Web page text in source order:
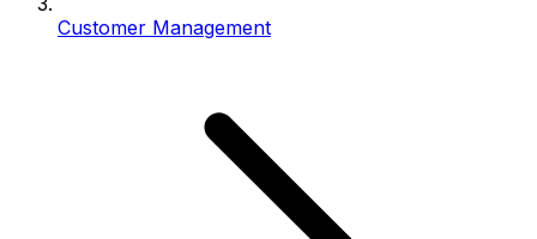
Customer Management